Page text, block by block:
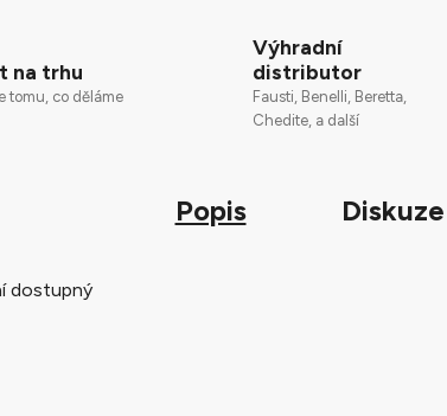
na trhu
tomu, co děláme
Výhradní
distributor
Fausti, Benelli, Beretta,
Chedite, a další
Popis Diskuze
dostupný